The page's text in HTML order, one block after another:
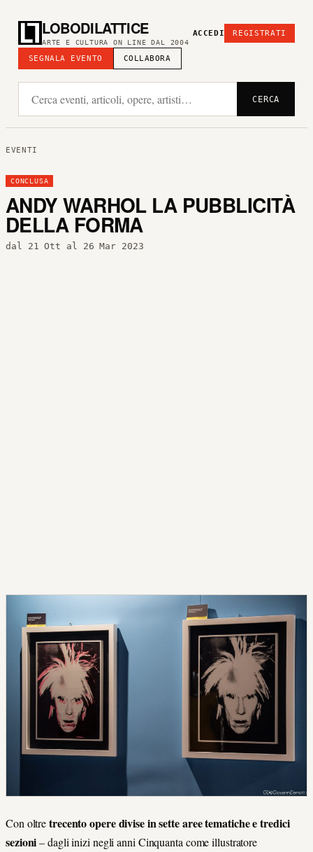
LOBODILATTICE
ARTE E CULTURA ON LINE DAL 2004
SEGNALA EVENTO COLLABORA
ACCEDI REGISTRATI
CERCA
EVENTI
CONCLUSA
ANDY WARHOL LA PUBBLICITÀ
DELLA FORMA
dal 21 Ott al 26 Mar 2023
Con oltretrecento opere divise in sette aree tematiche e tredici
sezioni– dagli inizi negli anni Cinquanta come illustratore